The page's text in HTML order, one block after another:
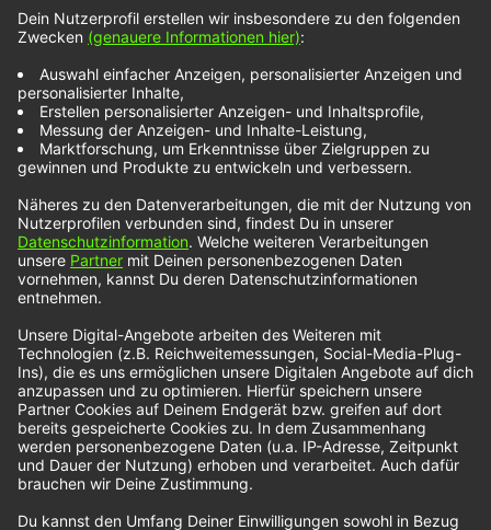
Clubhouse – Ohio
Die Band Clubhousenimmt uns mit auf einen
Roadtrip. Jedenfalls klingt ihre Single „Ohio“ vom